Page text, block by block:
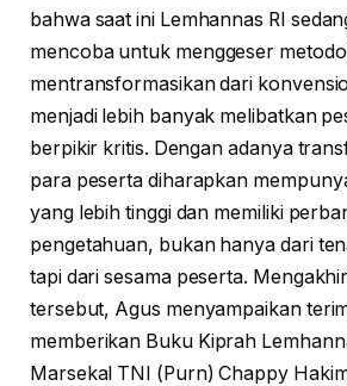
bahwa saat ini Lemhannas RI
mencoba untuk menggeser
mentransformasikan dari
menjadi lebih banyak melibatkan
berpikir kritis. Dengan adanya
para peserta diharapkan
yang lebih tinggi dan memiliki
pengetahuan, bukan hanya dari
tapi dari sesama peserta.
tersebut, Agus menyampaikan
memberikan Buku Kiprah
Marsekal TNI (Purn) Chappy